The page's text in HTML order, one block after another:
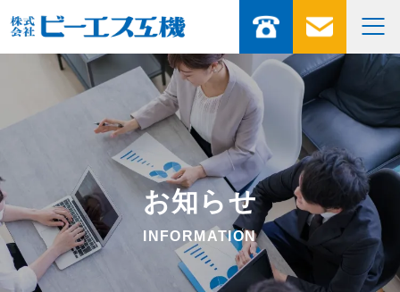
お知らせ
INFORMATION